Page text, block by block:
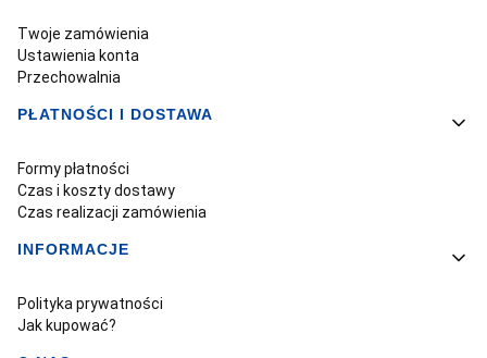
Twoje zamówienia
Ustawienia konta
Przechowalnia
PŁATNOŚCI I DOSTAWA
Formy płatności
Czas i koszty dostawy
Czas realizacji zamówienia
INFORMACJE
Polityka prywatności
Jak kupować?